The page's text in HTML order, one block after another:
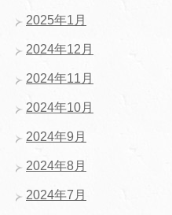
2025年1月
2024年12月
2024年11月
2024年10月
2024年9月
2024年8月
2024年7月